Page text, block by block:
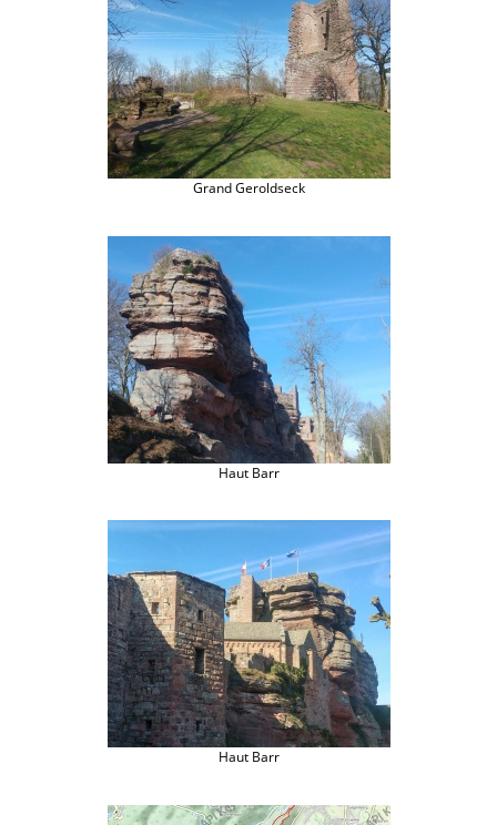
Grand Geroldseck
Haut Barr
Haut Barr